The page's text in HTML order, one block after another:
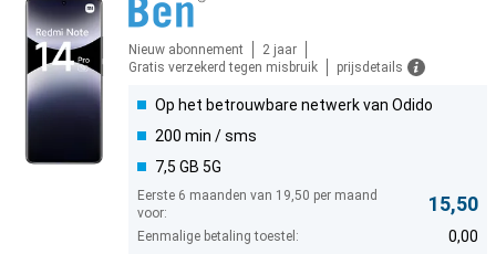
Nieuw abonnement
2 jaar
Gratis verzekerd tegen misbruik
prijsdetails
Op het betrouwbare netwerk van Odido
200 min / sms
7,5 GB 5G
Eerste 6 maanden van 19,50 per maand
voor:
15,50
Eenmalige betaling toestel: 0,00